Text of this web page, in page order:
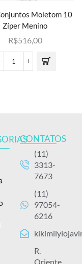
Moletom 10
Zíper Menino
R$516,00
CONTATOS
(11)
3313-
7673
(11)
97054-
6216
R.
Oriente,